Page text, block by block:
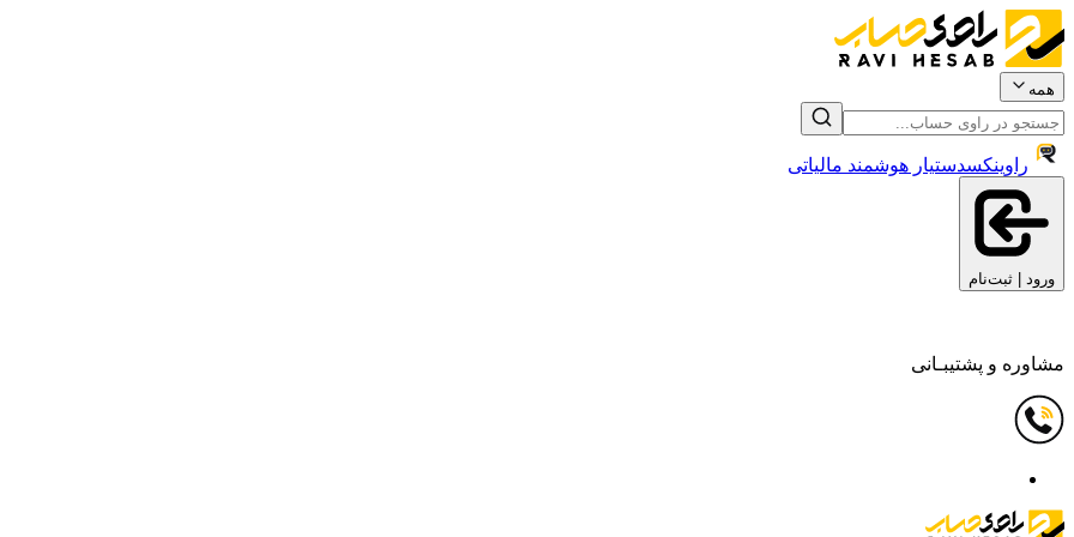
همه
راوینکسدستیار هوشمند مالیاتی
ورود | ثبت‌نام
مشاوره و پشتیبـانی